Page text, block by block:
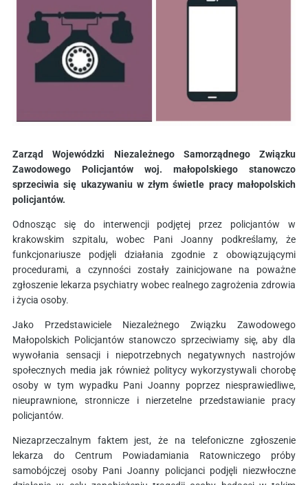
Zarząd Wojewódzki Niezależnego Samorządnego Związku
Zawodowego Policjantów woj. małopolskiego stanowczo
sprzeciwia się ukazywaniu w złym świetle pracy małopolskich
policjantów.
Odnosząc się do interwencji podjętej przez policjantów w
krakowskim szpitalu, wobec Pani Joanny podkreślamy, że
funkcjonariusze podjęli działania zgodnie z obowiązującymi
procedurami, a czynności zostały zainicjowane na poważne
zgłoszenie lekarza psychiatry wobec realnego zagrożenia zdrowia
i życia osoby.
Jako Przedstawiciele Niezależnego Związku Zawodowego
Małopolskich Policjantów stanowczo sprzeciwiamy się, aby dla
wywołania sensacji i niepotrzebnych negatywnych nastrojów
społecznych media jak również politycy wykorzystywali chorobę
osoby w tym wypadku Pani Joanny poprzez niesprawiedliwe,
nieuprawnione, stronnicze i nierzetelne przedstawianie pracy
policjantów.
Niezaprzeczalnym faktem jest, że na telefoniczne zgłoszenie
lekarza do Centrum Powiadamiania Ratowniczego próby
samobójczej osoby Pani Joanny policjanci podjęli niezwłoczne